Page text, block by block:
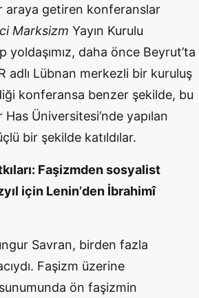
araya getiren konferanslar
Marksizm Yayın Kurulu
yoldaşımız, daha önce Beyrut’ta
adlı Lübnan merkezli bir kuruluş
konferansa benzer şekilde, bu
Has Üniversitesi’nde yapılan
bir şekilde katıldılar.
Faşizmden sosyalist
için Lenin’den İbrahimî
Savran, birden fazla
ıydı. Faşizm üzerine
ön faşizmin